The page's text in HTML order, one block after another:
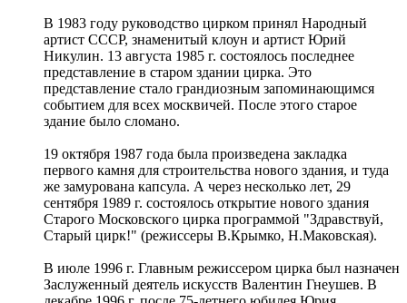
В 1983 году руководство цирком принял Народный
артист СССР, знаменитый клоун и артист Юрий
Никулин. 13 августа 1985 г. состоялось последнее
представление в старом здании цирка. Это
представление стало грандиозным запоминающимся
событием для всех москвичей. После этого старое
здание было сломано.
19 октября 1987 года была произведена закладка
первого камня для строительства нового здания, и туда
же замурована капсула. А через несколько лет, 29
сентября 1989 г. состоялось открытие нового здания
Старого Московского цирка программой "Здравствуй,
Старый цирк!" (режиссеры В.Крымко, Н.Маковская).
В июле 1996 г. Главным режиссером цирка был назначен
Заслуженный деятель искусств Валентин Гнеушев. В